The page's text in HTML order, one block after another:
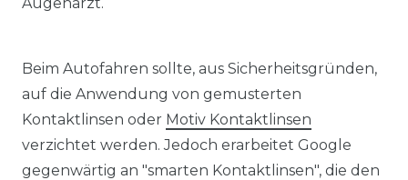
Beim Autofahren sollte, aus Sicherheitsgründen,
auf die Anwendung von gemusterten
Kontaktlinsen oder Motiv Kontaktlinsen
verzichtet werden. Jedoch erarbeitet Google
gegenwärtig an "smarten Kontaktlinsen", die den